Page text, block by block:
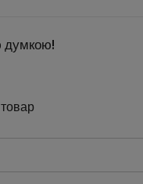
думкою!